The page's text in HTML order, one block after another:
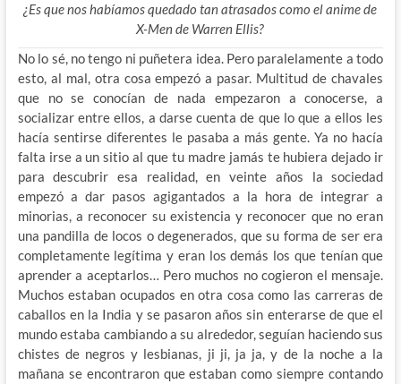
¿Es que nos habíamos quedado tan atrasados como el anime de
X-Men de Warren Ellis?
No lo sé, no tengo ni puñetera idea. Pero paralelamente a todo
esto, al mal, otra cosa empezó a pasar. Multitud de chavales
que no se conocían de nada empezaron a conocerse, a
socializar entre ellos, a darse cuenta de que lo que a ellos les
hacía sentirse diferentes le pasaba a más gente. Ya no hacía
falta irse a un sitio al que tu madre jamás te hubiera dejado ir
para descubrir esa realidad, en veinte años la sociedad
empezó a dar pasos agigantados a la hora de integrar a
minorias, a reconocer su existencia y reconocer que no eran
una pandilla de locos o degenerados, que su forma de ser era
completamente legítima y eran los demás los que tenían que
aprender a aceptarlos… Pero muchos no cogieron el mensaje.
Muchos estaban ocupados en otra cosa como las carreras de
caballos en la India y se pasaron años sin enterarse de que el
mundo estaba cambiando a su alrededor, seguían haciendo sus
chistes de negros y lesbianas, ji ji, ja ja, y de la noche a la
mañana se encontraron que estaban como siempre contando